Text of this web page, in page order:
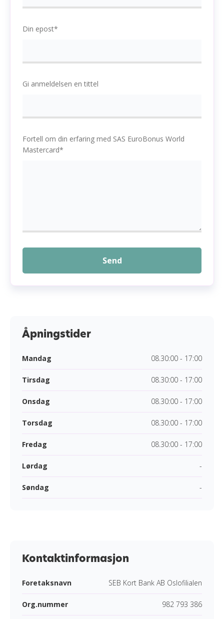
Din epost*
Gi anmeldelsen en tittel
Fortell om din erfaring med SAS EuroBonus World
Mastercard*
Send
Åpningstider
Mandag 08.30:00 - 17:00
Tirsdag 08.30:00 - 17:00
Onsdag 08.30:00 - 17:00
Torsdag 08.30:00 - 17:00
Fredag 08.30:00 - 17:00
Lørdag -
Søndag -
Kontaktinformasjon
Foretaksnavn SEB Kort Bank AB Oslofilialen
Org.nummer 982 793 386